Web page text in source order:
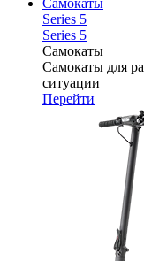
Самокаты
Series 5
Series 5
Самокаты
Самокаты для
ситуации
Перейти